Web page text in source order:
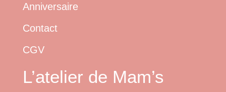
Anniversaire
Contact
CGV
L’atelier de Mam’s